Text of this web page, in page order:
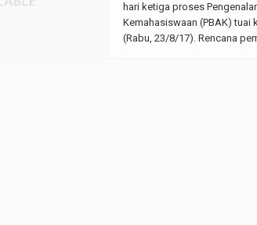
hari ketiga proses
Kemahasiswaan (PBAK)
(Rabu, 23/8/17). Rencana